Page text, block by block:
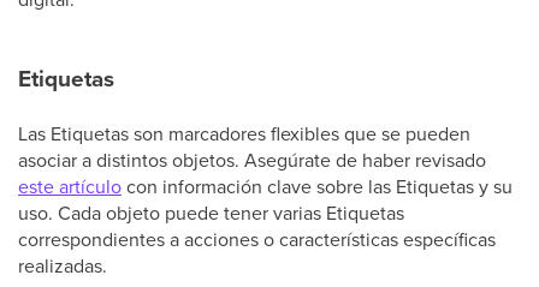
Etiquetas
Las Etiquetas son marcadores flexibles que se pueden
asociar a distintos objetos. Asegúrate de haber revisado
este artículocon información clave sobre las Etiquetas y su
uso. Cada objeto puede tener varias Etiquetas
correspondientes a acciones o características específicas
realizadas.